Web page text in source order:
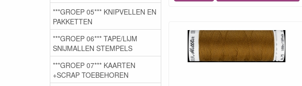
***GROEP 05*** KNIPVELLEN EN
PAKKETTEN
***GROEP 06*** TAPE/LIJM
SNIJMALLEN STEMPELS
***GROEP 07*** KAARTEN
+SCRAP TOEBEHOREN